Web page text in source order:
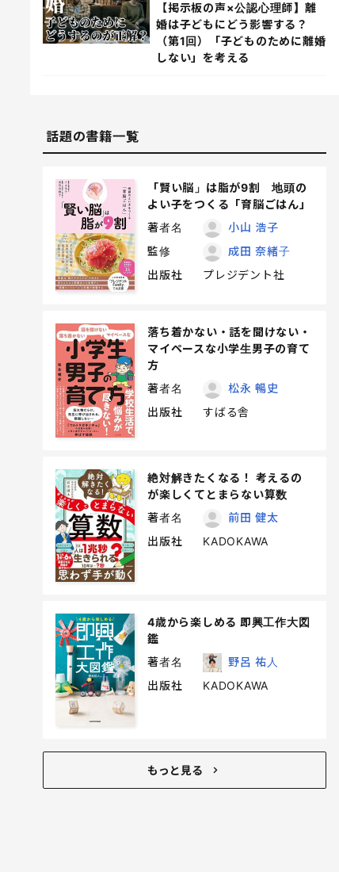
【掲示板の声×公認心理師】離
婚は子どもにどう影響する？
（第1回）「子どものために離婚
しない」を考える
話題の書籍一覧
「賢い脳」は脂が9割 地頭の
よい子をつくる「育脳ごはん」
著者名
小山 浩子
監修
成田 奈緒子
出版社
プレジデント社
落ち着かない・話を聞けない・
マイペースな小学生男子の育て
方
著者名
松永 暢史
出版社
すばる舎
絶対解きたくなる！ 考えるの
が楽しくてとまらない算数
著者名
前田 健太
出版社
KADOKAWA
4歳から楽しめる 即興工作大図
鑑
著者名
野呂 祐人
出版社
KADOKAWA
もっと見る